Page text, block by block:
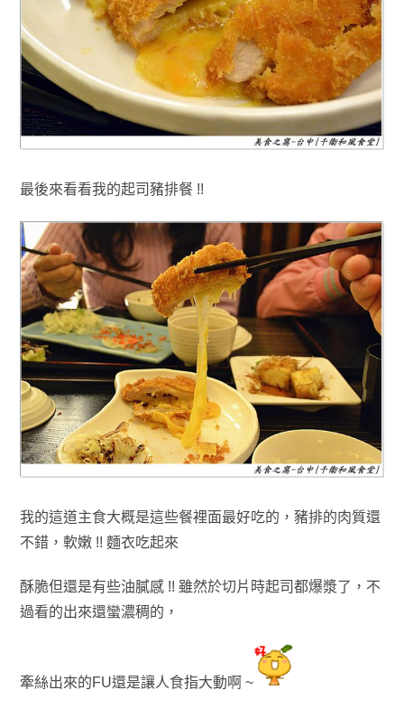
最後來看看我的起司豬排餐 !!
我的這道主食大概是這些餐裡面最好吃的， 豬排的肉質還
不錯，軟嫩 !! 麵衣吃起來
酥脆但還是有些油膩感 !! 雖然於切片時起司都爆漿了 ，不
過看的出來還蠻濃稠的 ，
牽絲出來的FU還是讓人食指大動啊 ~